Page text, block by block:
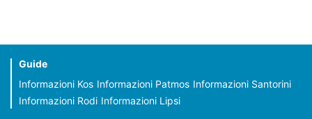
Guide
Informazioni Kos Informazioni Patmos Informazioni Santorini
Informazioni Rodi Informazioni Lipsi